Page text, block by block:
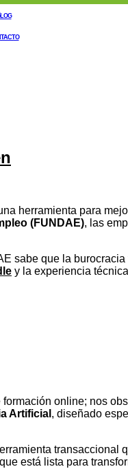
herramienta para
(FUNDAE), las
sabe que la
y la experiencia
online; nos
Artificial , diseñado
transaccional
está lista para